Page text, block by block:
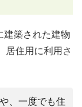
建築された建物
居住用に利用さ
、一度でも住